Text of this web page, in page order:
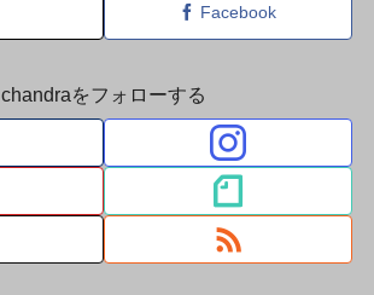
Facebook
chandraをフォローする